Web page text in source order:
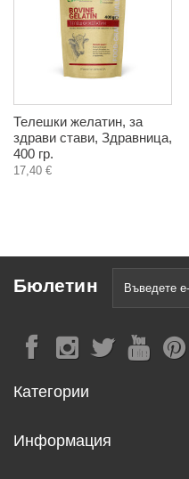
Телешки желатин, за
здрави стави, Здравница,
400 гр.
17,40 €
Бюлетин
Категории
Информация